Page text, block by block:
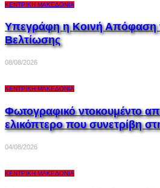
ΚΕΝΤΡΙΚΉ ΜΑΚΕΔΟΝΊΑ
Υπεγράφη η Κοινή Απόφαση
Βελτίωσης
08/08/2026
ΚΕΝΤΡΙΚΉ ΜΑΚΕΔΟΝΊΑ
Φωτογραφικό ντοκουμέντο
ελικόπτερο που συνετρίβη
04/08/2026
ΚΕΝΤΡΙΚΉ ΜΑΚΕΔΟΝΊΑ